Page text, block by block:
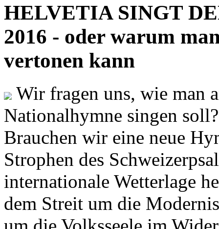
HELVETIA SINGT
2016 - oder warum
vertonen kann
Wir fragen uns, wie man
Nationalhymne singen
Brauchen wir eine neue
Strophen des
internationale Wetterlage
dem Streit um die